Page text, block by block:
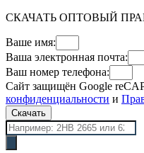
СКАЧАТЬ ОПТОВЫЙ
Ваше имя:
Ваша электронная почта:
Ваш номер телефона:
Сайт защищён Google
конфиденциальности и
Скачать
Поиск
товаров